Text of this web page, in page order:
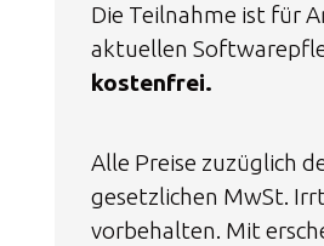
Die Teilnahme ist für
aktuellen
kostenfrei.
Alle Preise zuzüglich
gesetzlichen MwSt.
vorbehalten. Mit